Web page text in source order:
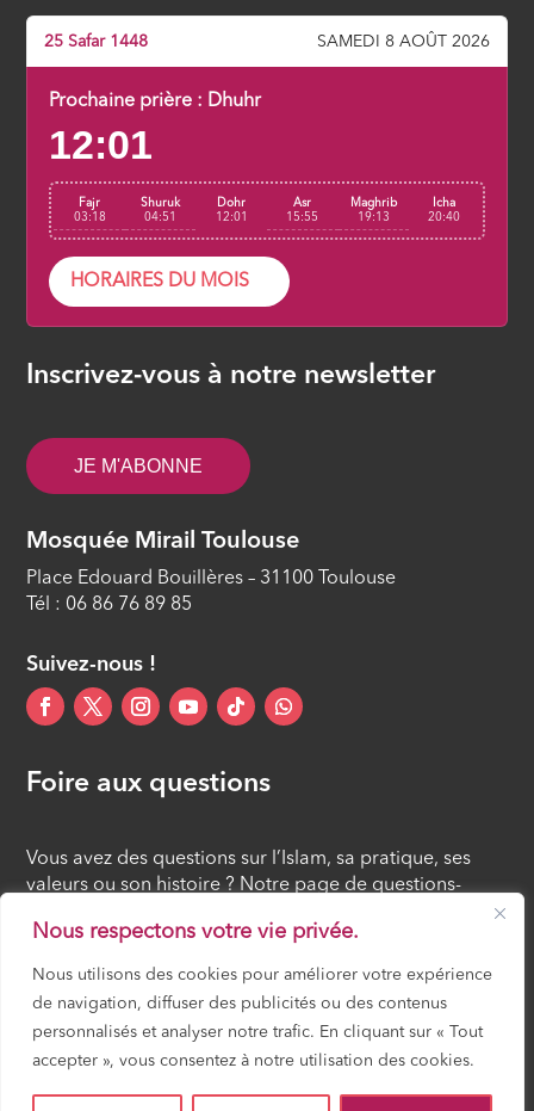
Nous respectons votre vie privée.
Nous utilisons des cookies pour améliorer votre expérience
de navigation, diffuser des publicités ou des contenus
personnalisés et analyser notre trafic. En cliquant sur « Tout
accepter », vous consentez à notre utilisation des cookies.
25 Safar 1448 SAMEDI 8 AOÛT 2026
Prochaine prière : Dhuhr
12:01
Fajr
03:18
Shuruk
04:51
Dohr
12:01
Asr
15:55
Maghrib
19:13
Icha
20:40
HORAIRES DU MOIS
Inscrivez-vous à notre newsletter
JE M'ABONNE
Mosquée Mirail Toulouse
Place Edouard Bouillères – 31100 Toulouse
Tél : 06 86 76 89 85
Suivez-nous !
Foire aux questions
Vous avez des questions sur l’Islam, sa pratique, ses
valeurs ou son histoire ? Notre page de questions-
réponses rassemble des réponses claires et accessibles
à tous, croyants ou simples curieux.
FOIRE AUX QUESTIONS